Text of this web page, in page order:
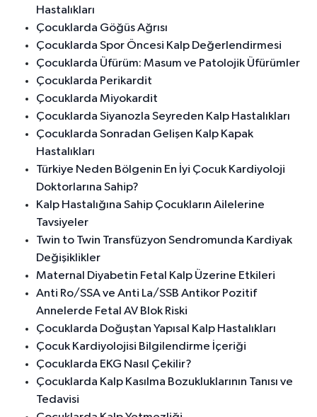
Hastalıkları
Çocuklarda Göğüs Ağrısı
Çocuklarda Spor Öncesi Kalp Değerlendirmesi
Çocuklarda Üfürüm: Masum ve Patolojik Üfürümler
Çocuklarda Perikardit
Çocuklarda Miyokardit
Çocuklarda Siyanozla Seyreden Kalp Hastalıkları
Çocuklarda Sonradan Gelişen Kalp Kapak
Hastalıkları
Türkiye Neden Bölgenin En İyi Çocuk Kardiyoloji
Doktorlarına Sahip?
Kalp Hastalığına Sahip Çocukların Ailelerine
Tavsiyeler
Twin to Twin Transfüzyon Sendromunda Kardiyak
Değişiklikler
Maternal Diyabetin Fetal Kalp Üzerine Etkileri
Anti Ro/SSA ve Anti La/SSB Antikor Pozitif
Annelerde Fetal AV Blok Riski
Çocuklarda Doğuştan Yapısal Kalp Hastalıkları
Çocuk Kardiyolojisi Bilgilendirme İçeriği
Çocuklarda EKG Nasıl Çekilir?
Çocuklarda Kalp Kasılma Bozukluklarının Tanısı ve
Tedavisi